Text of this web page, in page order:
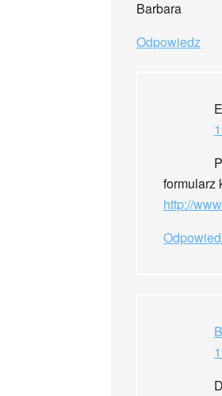
Barbara
Odpowiedz
formularz
http://